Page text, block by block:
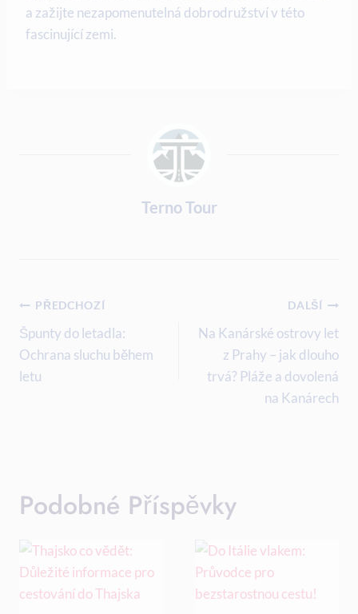
a zažijte nezapomenutelná dobrodružství v této
fascinující zemi.
Terno Tour
Navigace
Pro
Příspěvek
PŘEDCHOZÍ
Špunty do letadla:
Ochrana sluchu během
letu
DALŠÍ
Na Kanárské ostrovy let
z Prahy – jak dlouho
trvá? Pláže a dovolená
na Kanárech
Podobné Příspěvky